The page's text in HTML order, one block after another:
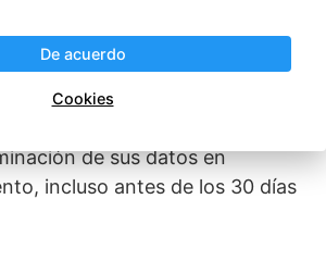
de cualquier información
de sus datos en
incluso antes de los 30 días
De acuerdo
Cookies